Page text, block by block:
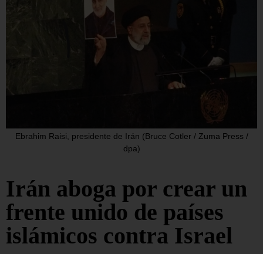
Ebrahim Raisi, presidente de Irán (Bruce Cotler / Zuma Press /
dpa)
Irán aboga por crear un
frente unido de países
islámicos contra Israel